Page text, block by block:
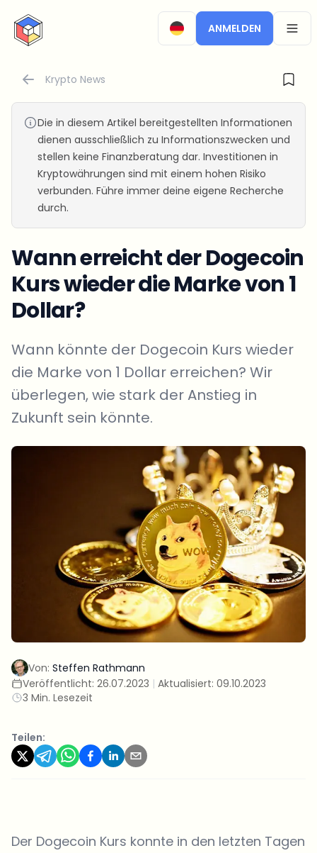
CryptoTicker
ANMELDEN
Krypto News
Die in diesem Artikel bereitgestellten Informationen
dienen ausschließlich zu Informationszwecken und
stellen keine Finanzberatung dar. Investitionen in
Kryptowährungen sind mit einem hohen Risiko
verbunden. Führe immer deine eigene Recherche
durch.
Wann erreicht der Dogecoin
Kurs wieder die Marke von 1
Dollar?
Wann könnte der Dogecoin Kurs wieder
die Marke von 1 Dollar erreichen? Wir
überlegen, wie stark der Anstieg in
Zukunft sein könnte.
Von: Steffen Rathmann
Veröffentlicht: 26.07.2023 | Aktualisiert: 09.10.2023
3 Min. Lesezeit
Teilen:
Der Dogecoin Kurs konnte in den letzten Tagen